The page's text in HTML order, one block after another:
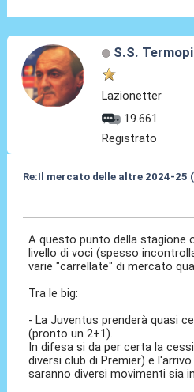
S.S.
Lazionetter
19.661
Registrato
Re:Il mercato delle altre 2024-25
A questo punto della stagione
livello di voci (spesso
varie "carrellate" di mercato
Tra le big:
- La Juventus prenderà quasi
(pronto un 2+1).
In difesa si da per certa la
diversi club di Premier) e
saranno diversi movimenti sia